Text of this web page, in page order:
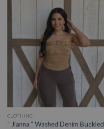
CLOTHING
” Jianna ” Washed Denim Buckled